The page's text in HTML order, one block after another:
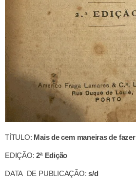
TÍTULO: Mais de cem maneiras de
EDIÇÃO:2ª Edição
DATA DE PUBLICAÇÃO:s/d